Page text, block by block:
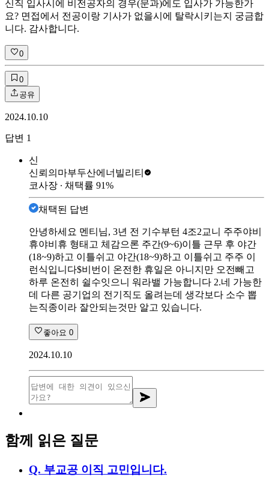
신직 입사시에 비전공자의 경우(문과)에도 입사가 가능한가
요? 면접에서 전공이랑 기사가 없을시에 탈락시키는지 궁금합
니다. 감사합니다.
0
0
공유
2024.10.10
답변 1
신
신뢰의마부두산에너빌리티
코사장 ∙ 채택률 91%
채택된 답변
안녕하세요 멘티님, 3년 전 기수부턴 4조2교니 주주야비
휴야비휴 형태고 체감으론 주간(9~6)이틀 근무 후 야간
(18~9)하고 이틀쉬고 야간(18~9)하고 이틀쉬고 주주 이
런식입니다$비번이 온전한 휴일은 아니지만 오전빼고
하루 온전히 쉴수잇으니 워라밸 가능합니다 2.네 가능한
데 다른 공기업의 전기직도 올려는데 생각보다 소수 뽑
는직종이라 잘안되는것만 알고 있습니다.
좋아요 0
2024.10.10
함께 읽은 질문
Q. 부교공 이직 고민입니다.